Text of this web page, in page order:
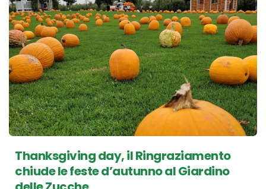
Thanksgiving day, il Ringraziamento
chiude le feste d’autunno al Giardino